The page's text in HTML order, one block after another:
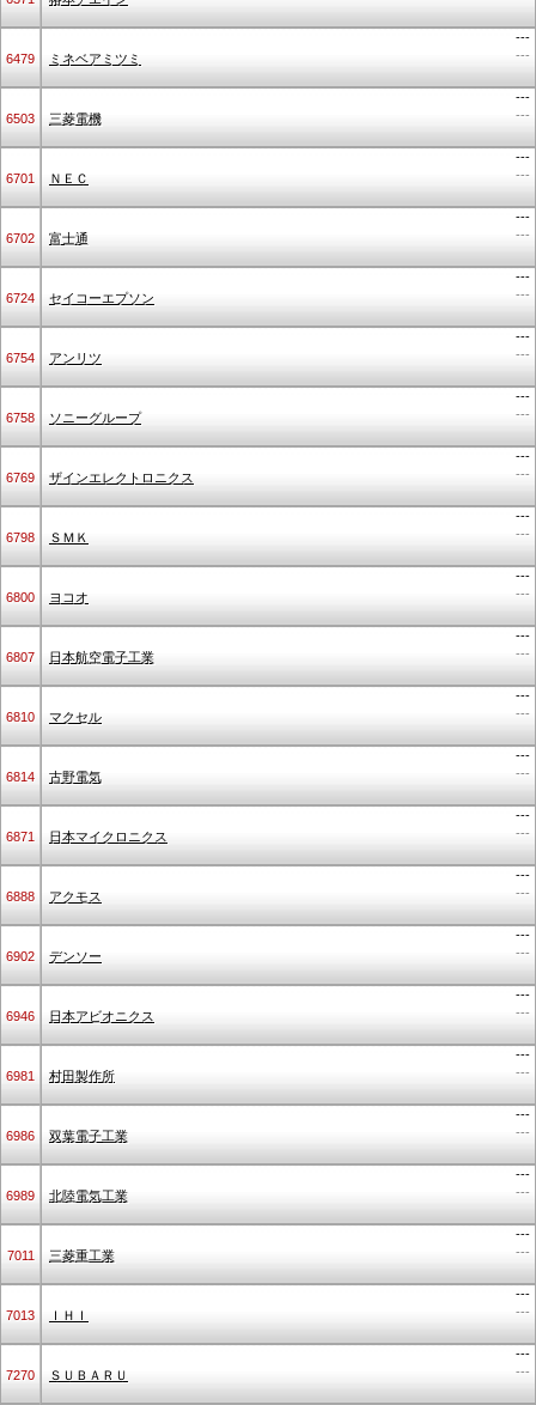
6479 ミネベアミツミ
---
---
6503 三菱電機
---
---
6701 ＮＥＣ
---
---
6702 富士通
---
---
6724 セイコーエプソン
---
---
6754 アンリツ
---
---
6758 ソニーグループ
---
---
6769 ザインエレクトロニクス
---
---
6798 ＳＭＫ
---
---
6800 ヨコオ
---
---
6807 日本航空電子工業
---
---
6810 マクセル
---
---
6814 古野電気
---
---
6871 日本マイクロニクス
---
---
6888 アクモス
---
---
6902 デンソー
---
---
6946 日本アビオニクス
---
---
6981 村田製作所
---
---
6986 双葉電子工業
---
---
6989 北陸電気工業
---
---
7011 三菱重工業
---
---
7013 ＩＨＩ
---
---
7270 ＳＵＢＡＲＵ
---
---